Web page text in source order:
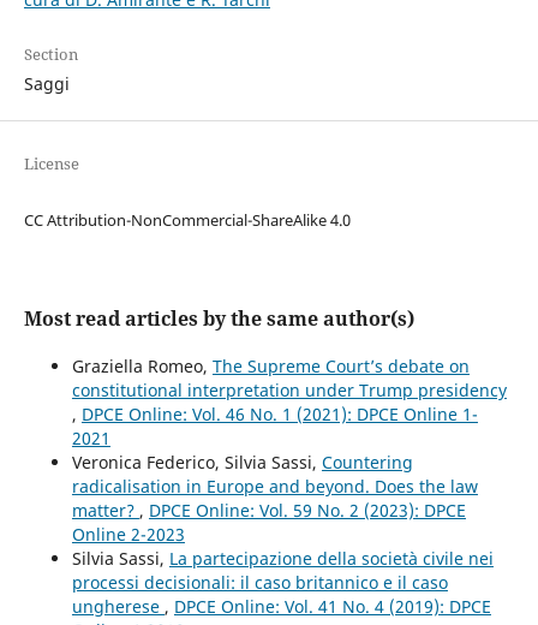
Section
Saggi
License
CC Attribution-NonCommercial-ShareAlike 4.0
Most read articles by the same author(s)
Graziella Romeo, The Supreme Court’s debate on
constitutional interpretation under Trump presidency
, DPCE Online: Vol. 46 No. 1 (2021): DPCE Online 1-
2021
Veronica Federico, Silvia Sassi, Countering
radicalisation in Europe and beyond. Does the law
matter? , DPCE Online: Vol. 59 No. 2 (2023): DPCE
Online 2-2023
Silvia Sassi, La partecipazione della società civile nei
processi decisionali: il caso britannico e il caso
ungherese , DPCE Online: Vol. 41 No. 4 (2019): DPCE